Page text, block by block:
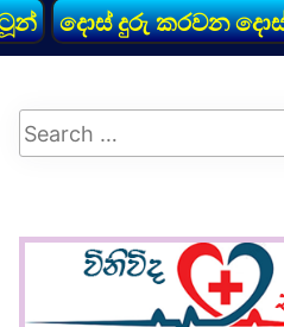
දොස් දුරු කරවන